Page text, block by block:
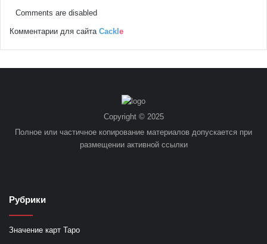
Comments are disabled
Комментарии для сайта Cackl e
Copyright © 2025
Полное или частичное копирование материалов допускается при
размещении активной ссылки
Рубрики
Значение карт Таро